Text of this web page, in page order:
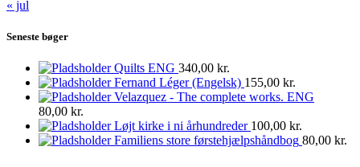
« jul
Seneste bøger
Quilts ENG 340,00 kr.
Fernand Léger (Engelsk) 155,00 kr.
Velazquez - The complete works. ENG
80,00 kr.
Løjt kirke i ni århundreder 100,00 kr.
Familiens store førstehjælpshåndbog 80,00 kr.